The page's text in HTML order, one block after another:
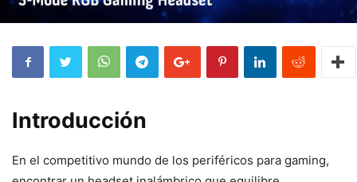
Introducción
En el competitivo mundo de los periféricos para gaming,